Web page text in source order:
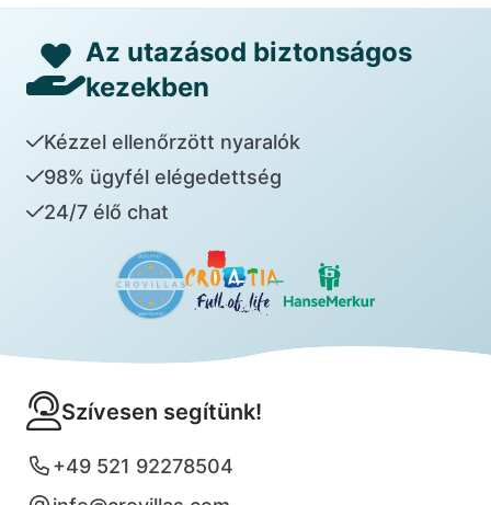
Az utazásod biztonságos
kezekben
Kézzel ellenőrzött nyaralók
98% ügyfél elégedettség
24/7 élő chat
Szívesen segítünk!
+49 521 92278504